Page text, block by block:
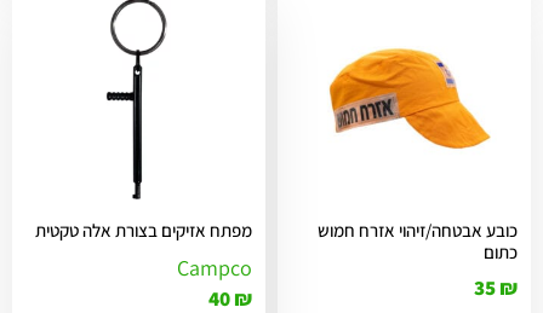
כובע אבטחה/זיהוי אזרח חמוש
כתום
35₪
מפתח אזיקים בצורת אלה טקטית
Campco
40₪